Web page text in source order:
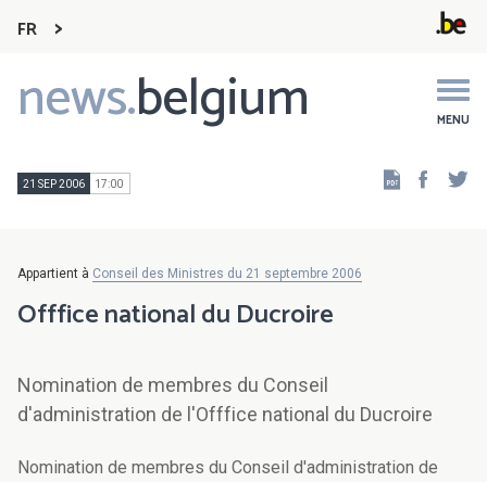
FR
news.belgium MENU
Main
navigation
21 SEP 2006 17:00
Appartient à Conseil des Ministres du 21 septembre 2006
Offfice national du Ducroire
Nomination de membres du Conseil
d'administration de l'Offfice national du Ducroire
Nomination de membres du Conseil d'administration de